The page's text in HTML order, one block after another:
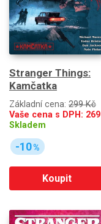
Stranger Things:
Kamčatka
Základní cena: 299 Kč
Vaše cena s DPH: 269
Skladem
-10%
Koupit